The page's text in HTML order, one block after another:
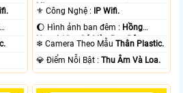
Lite .
⚜️ Công Nghệ : IP Wifi.
🌔 Hình ảnh ban đêm : Hồng
Ngoại 10m Có Màu Ban Ðêm.
❄ Camera Theo MẫuThân Plastic.
️💎 Điểm Nỗi Bật :Thu Âm Và Loa.